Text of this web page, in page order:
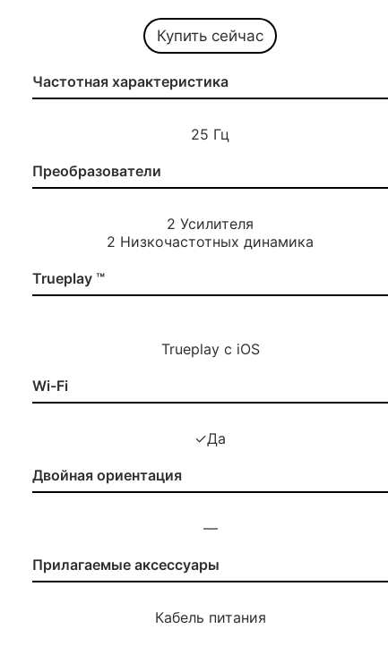
Купить сейчас
Частотная характеристика
25 Гц
Преобразователи
2 Усилителя
2 Низкочастотных динамика
Trueplay ™
Trueplay с iOS
Wi-Fi
✓Да
Двойная ориентация
—
Прилагаемые аксессуары
Кабель питания